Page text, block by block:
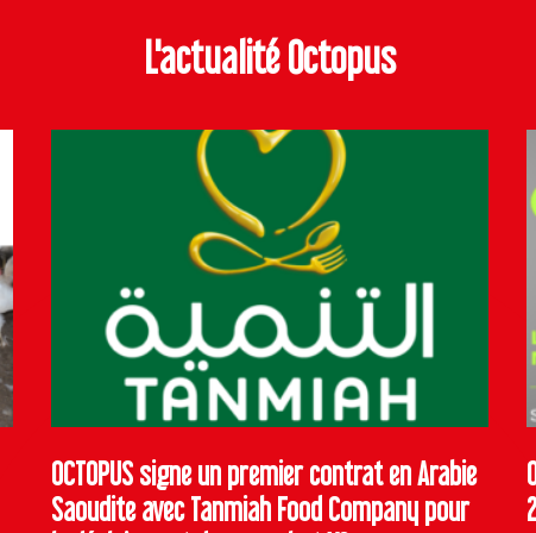
L'actualité Octopus
OCTOPUS signe un premier contrat en Arabie
Saoudite avec Tanmiah Food Company pour